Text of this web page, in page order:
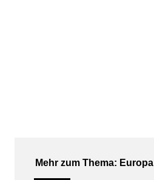
Mehr zum Thema: Europa